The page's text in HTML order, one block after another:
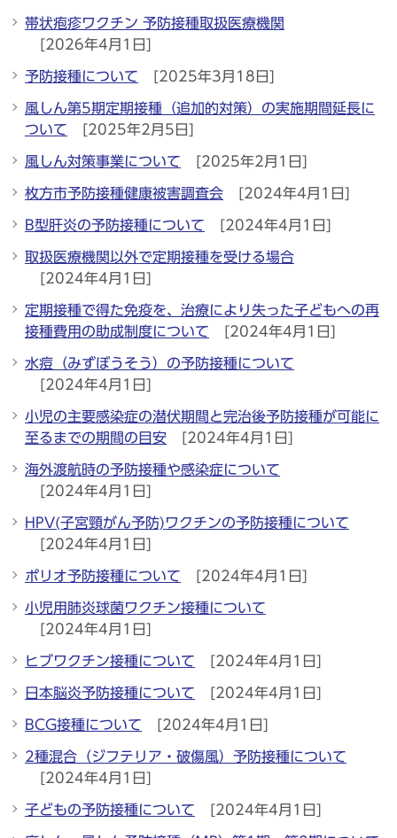
帯状疱疹ワクチン 予防接種取扱医療機関
[2026年4月1日]
予防接種について [2025年3月18日]
風しん第5期定期接種（追加的対策）の実施期間延長に
ついて
[2025年2月5日]
風しん対策事業について [2025年2月1日]
枚方市予防接種健康被害調査会 [2024年4月1日]
B型肝炎の予防接種について [2024年4月1日]
取扱医療機関以外で定期接種を受ける場合
[2024年4月1日]
定期接種で得た免疫を、治療により失った子どもへの再
接種費用の助成制度について
[2024年4月1日]
水痘（みずぼうそう）の予防接種について
[2024年4月1日]
小児の主要感染症の潜伏期間と完治後予防接種が可能に
至るまでの期間の目安
[2024年4月1日]
海外渡航時の予防接種や感染症について
[2024年4月1日]
HPV(子宮頸がん予防)ワクチンの予防接種について
[2024年4月1日]
ポリオ予防接種について [2024年4月1日]
小児用肺炎球菌ワクチン接種について
[2024年4月1日]
ヒブワクチン接種について [2024年4月1日]
日本脳炎予防接種について [2024年4月1日]
BCG接種について [2024年4月1日]
2種混合（ジフテリア・破傷風）予防接種について
[2024年4月1日]
子どもの予防接種について [2024年4月1日]